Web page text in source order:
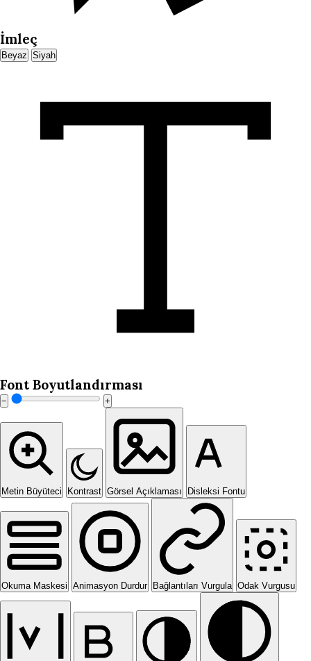
İmleç
Beyaz Siyah
Font Boyutlandırması
− +
Metin Büyüteci Kontrast Görsel Açıklaması Disleksi Fontu
Okuma Maskesi Animasyon Durdur Bağlantıları Vurgula Odak Vurgusu